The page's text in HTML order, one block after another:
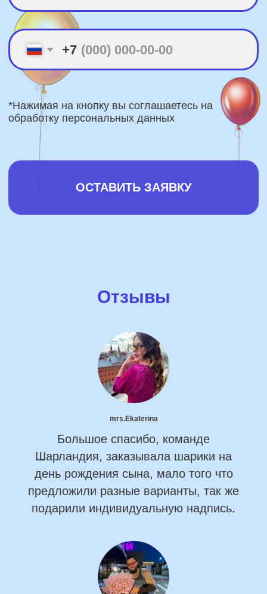
Отзывы
mrs.Ekaterina
Большое спасибо, команде
Шарландия, заказывала шарики на
день рождения сына, мало того что
предложили разные варианты, так же
подарили индивидуальную надпись.